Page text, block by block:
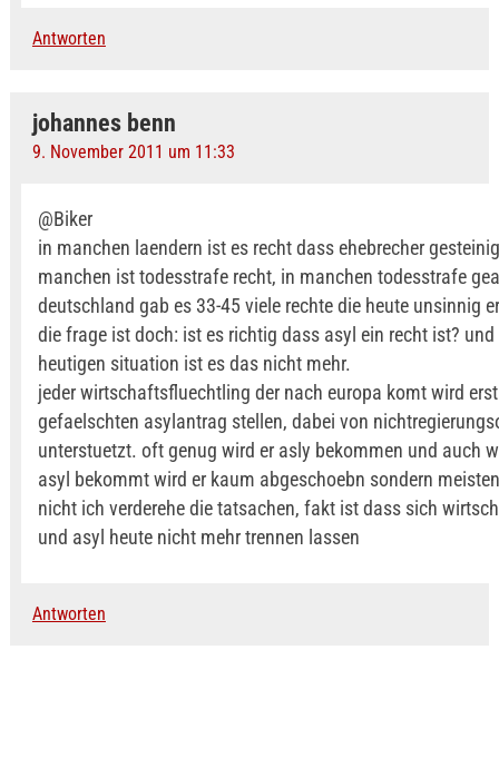
Antworten
johannes benn
9. November 2011 um 11:33
@Biker
in manchen laendern ist es recht dass ehebrecher
manchen ist todesstrafe recht, in manchen todesstrafe
deutschland gab es 33-45 viele rechte die heute unsinnig
die frage ist doch: ist es richtig dass asyl ein recht ist?
heutigen situation ist es das nicht mehr.
jeder wirtschaftsfluechtling der nach europa komt wird
gefaelschten asylantrag stellen, dabei von
unterstuetzt. oft genug wird er asly bekommen und auch
asyl bekommt wird er kaum abgeschoebn sondern
nicht ich verderehe die tatsachen, fakt ist dass sich
und asyl heute nicht mehr trennen lassen
Antworten